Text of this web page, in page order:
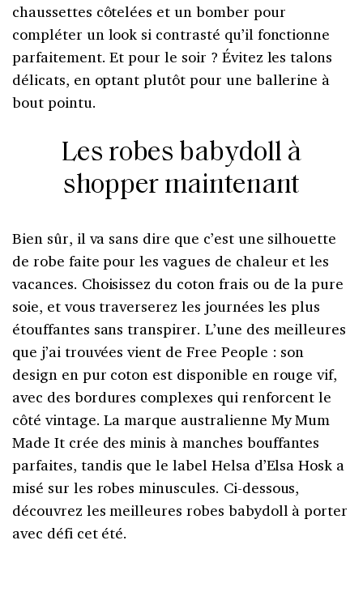
chaussettes côtelées et un bomber pour
compléter un look si contrasté qu’il fonctionne
parfaitement. Et pour le soir ? Évitez les talons
délicats, en optant plutôt pour une ballerine à
bout pointu.
Les robes babydoll à
shopper maintenant
Bien sûr, il va sans dire que c’est une silhouette
de robe faite pour les vagues de chaleur et les
vacances. Choisissez du coton frais ou de la pure
soie, et vous traverserez les journées les plus
étouffantes sans transpirer. L’une des meilleures
que j’ai trouvées vient de Free People : son
design en pur coton est disponible en rouge vif,
avec des bordures complexes qui renforcent le
côté vintage. La marque australienne My Mum
Made It crée des minis à manches bouffantes
parfaites, tandis que le label Helsa d’Elsa Hosk a
misé sur les robes minuscules. Ci-dessous,
découvrez les meilleures robes babydoll à porter
avec défi cet été.